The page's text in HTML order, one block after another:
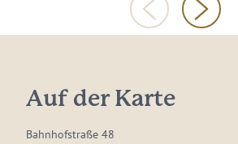
Auf der Karte
Bahnhofstraße 48